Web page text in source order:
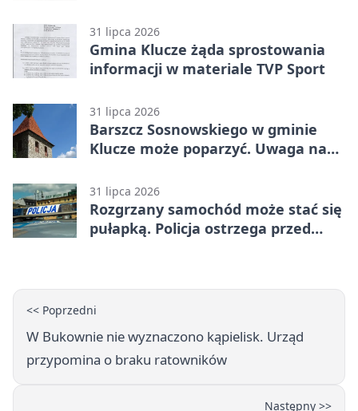
31 lipca 2026
Gmina Klucze żąda sprostowania
informacji w materiale TVP Sport
31 lipca 2026
Barszcz Sosnowskiego w gminie
Klucze może poparzyć. Uwaga na
31 lipca 2026
Rozgrzany samochód może stać się
pułapką. Policja ostrzega przed
<< Poprzedni
W Bukownie nie wyznaczono kąpielisk. Urząd
przypomina o braku ratowników
Następny >>